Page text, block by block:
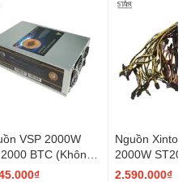
VSP 2000W
BTC (Không
Nguồn
2000W
90 Plus Gold
2.590.000₫